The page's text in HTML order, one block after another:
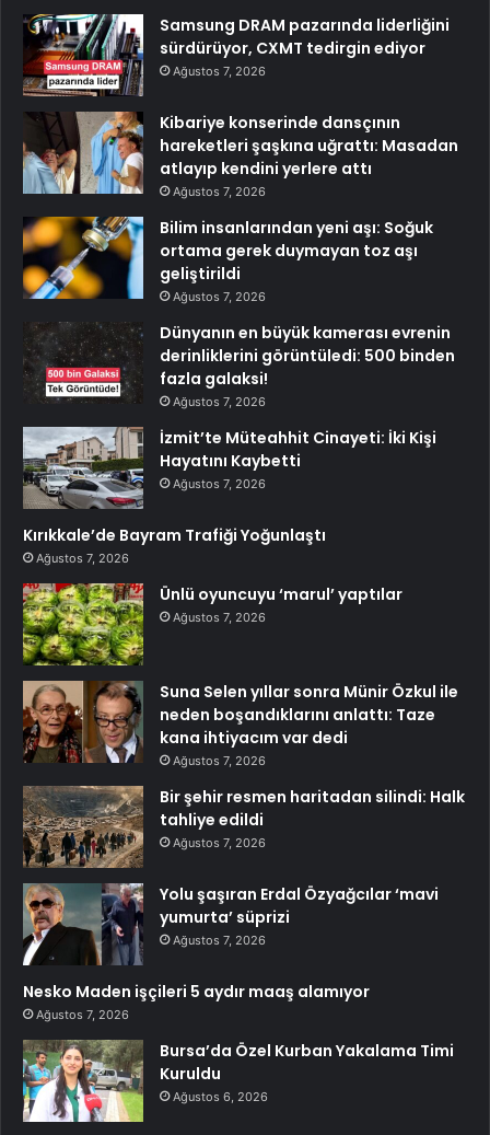
Samsung DRAM pazarında liderliğini
sürdürüyor, CXMT tedirgin ediyor
Ağustos 7, 2026
Kibariye konserinde dansçının
hareketleri şaşkına uğrattı: Masadan
atlayıp kendini yerlere attı
Ağustos 7, 2026
Bilim insanlarından yeni aşı: Soğuk
ortama gerek duymayan toz aşı
geliştirildi
Ağustos 7, 2026
Dünyanın en büyük kamerası evrenin
derinliklerini görüntüledi: 500 binden
fazla galaksi!
Ağustos 7, 2026
İzmit’te Müteahhit Cinayeti: İki Kişi
Hayatını Kaybetti
Ağustos 7, 2026
Kırıkkale’de Bayram Trafiği Yoğunlaştı
Ağustos 7, 2026
Ünlü oyuncuyu ‘marul’ yaptılar
Ağustos 7, 2026
Suna Selen yıllar sonra Münir Özkul ile
neden boşandıklarını anlattı: Taze
kana ihtiyacım var dedi
Ağustos 7, 2026
Bir şehir resmen haritadan silindi: Halk
tahliye edildi
Ağustos 7, 2026
Yolu şaşıran Erdal Özyağcılar ‘mavi
yumurta’ süprizi
Ağustos 7, 2026
Nesko Maden işçileri 5 aydır maaş alamıyor
Ağustos 7, 2026
Bursa’da Özel Kurban Yakalama Timi
Kuruldu
Ağustos 6, 2026